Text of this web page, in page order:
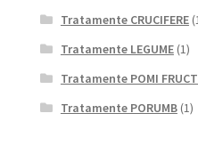
Tratamente CRUCIFERE
Tratamente LEGUME(1)
Tratamente POMI
Tratamente PORUMB(1)